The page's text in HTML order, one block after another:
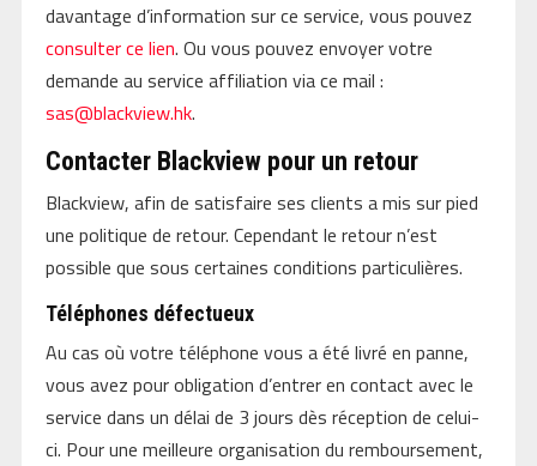
davantage d’information sur ce service, vous pouvez
consulter ce lien. Ou vous pouvez envoyer votre
demande au service affiliation via ce mail :
sas@blackview.hk.
Contacter Blackview pour un retour
Blackview, afin de satisfaire ses clients a mis sur pied
une politique de retour. Cependant le retour n’est
possible que sous certaines conditions particulières.
Téléphones défectueux
Au cas où votre téléphone vous a été livré en panne,
vous avez pour obligation d’entrer en contact avec le
service dans un délai de 3 jours dès réception de celui-
ci. Pour une meilleure organisation du remboursement,